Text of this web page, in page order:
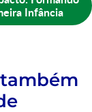
Infância